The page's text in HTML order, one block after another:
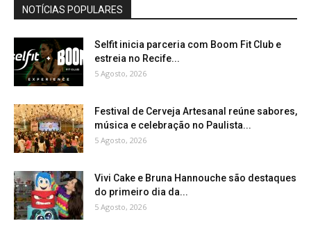
NOTÍCIAS POPULARES
Selfit inicia parceria com Boom Fit Club e
estreia no Recife...
5 Agosto, 2026
Festival de Cerveja Artesanal reúne sabores,
música e celebração no Paulista...
5 Agosto, 2026
Vivi Cake e Bruna Hannouche são destaques
do primeiro dia da...
5 Agosto, 2026